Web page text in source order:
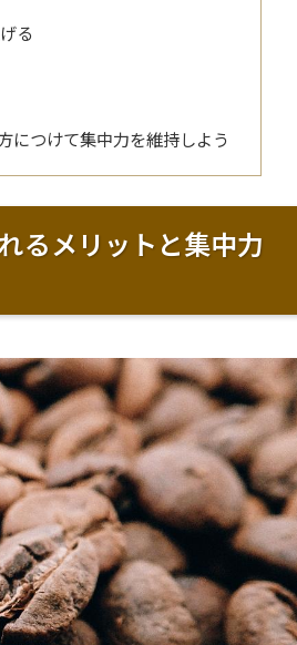
る
につけて集中力を維持しよう
るメリットと集中力